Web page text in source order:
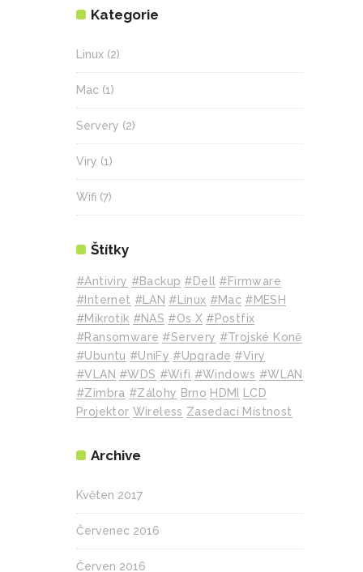
Kategorie
Linux (2)
Mac (1)
Servery (2)
Viry (1)
Wifi (7)
Štítky
#Antiviry #backup #Dell
#Firmware
#internet #LAN #Linux #mac #MESH
#mikrotik #NAS #Os X #Postfix
#Ransomware #Servery #Trojské Koně
#Ubuntu #UniFy #Upgrade #Viry
#VLAN #WDS #wifi #Windows #WLAN
#Zimbra #zálohy Brno HDMI
LCD
Projektor Wireless Zasedací Místnost
Archive
Květen 2017
Červenec 2016
Červen 2016